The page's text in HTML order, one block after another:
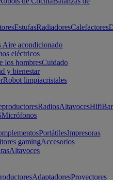
EstufasRadiadoresCalefactores
Aire acondicionado
eléctricos
los hombresCuidado
y bienestar
Robot limpiacristales
RadiosAltavocesHifi
Micrófonos
PortátilesImpresoras
gamingAccesorios
Altavoces
AdaptadoresProyectores